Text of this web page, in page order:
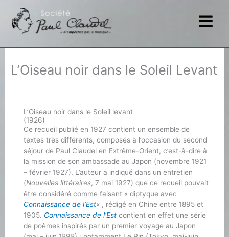
contenu
L’Oiseau noir dans le Soleil Levant
L’Oiseau noir dans le Soleil levant
(1926)
Ce recueil publié en 1927 contient un ensemble de
textes très différents, composés à l’occasion du second
séjour de Paul Claudel en Extrême-Orient, c’est-à-dire à
la mission de son ambassade au Japon (novembre 1921
– février 1927). L’auteur a indiqué dans un entretien
(Nouvelles littéraires, 7 mai 1927) que ce recueil pouvait
être considéré comme faisant « diptyque avec
Connaissance de l’Est« , rédigé en Chine entre 1895 et
1905. Connaissance de l’Estcontient en effet une série
de poèmes inspirés par un premier voyage au Japon